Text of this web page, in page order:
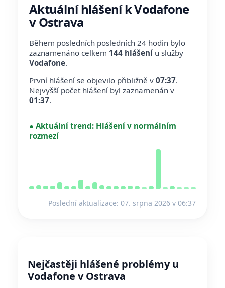
Aktuální hlášení k Vodafone
v Ostrava
Během posledních posledních 24 hodin bylo
zaznamenáno celkem 144 hlášení u služby
Vodafone.
První hlášení se objevilo přibližně v 07:37.
Nejvyšší počet hlášení byl zaznamenán v
01:37.
● Aktuální trend: Hlášení v normálním
rozmezí
Poslední aktualizace: 07. srpna 2026 v 06:37
Nejčastěji hlášené problémy u
Vodafone v Ostrava